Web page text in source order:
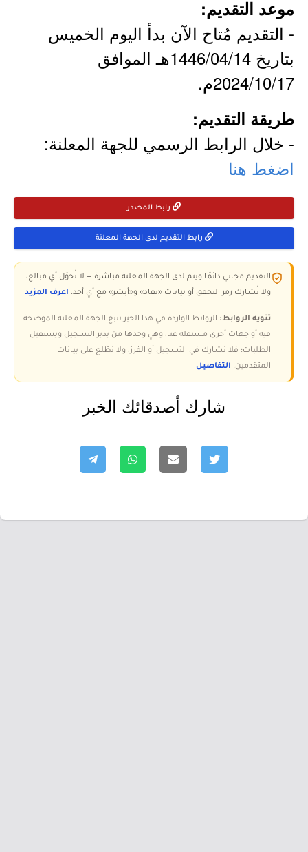
موعد التقديم:
- التقديم مُتاح الآن بدأ اليوم الخميس
بتاريخ 1446/04/14هـ الموافق
2024/10/17م.
طريقة التقديم:
- خلال الرابط الرسمي للجهة المعلنة:
اضغط هنا
رابط المصدر
رابط التقديم لدى الجهة المعلنة
التقديم مجاني دائمًا ويتم لدى الجهة المعلنة مباشرة — لا تُحوّل أي مبالغ،
ولا تُشارك رمز التحقق أو بيانات «نفاذ» و«أبشر» مع أي أحد. اعرف المزيد
تنويه الروابط: الروابط الواردة في هذا الخبر تتبع الجهة المعلنة الموضحة
فيه أو جهات أخرى مستقلة عنا، وهي وحدها من يدير التسجيل ويستقبل
الطلبات؛ فلا نشارك في التسجيل أو الفرز، ولا نطّلع على بيانات
المتقدمين. التفاصيل
شارك أصدقائك الخبر